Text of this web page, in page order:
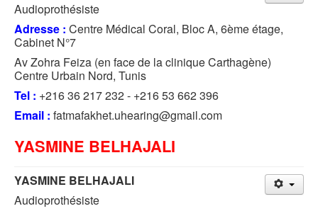
Audioprothésiste
Adresse : Centre Médical Coral, Bloc A, 6ème étage,
Cabinet N°7
Av Zohra Feiza (en face de la clinique Carthagène)
Centre Urbain Nord, Tunis
Tel : +216 36 217 232 - +216 53 662 396
Email : fatmafakhet.uhearing@gmail.com
YASMINE BELHAJALI
YASMINE BELHAJALI
Audioprothésiste